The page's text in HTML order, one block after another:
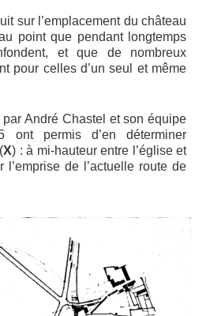
sur l’emplacement du château
point que pendant longtemps
et que de nombreux
pour celles d’un seul et même
André Chastel et son équipe
permis d’en déterminer
X) : à mi-hauteur entre l’église et
l’emprise de l’actuelle route de